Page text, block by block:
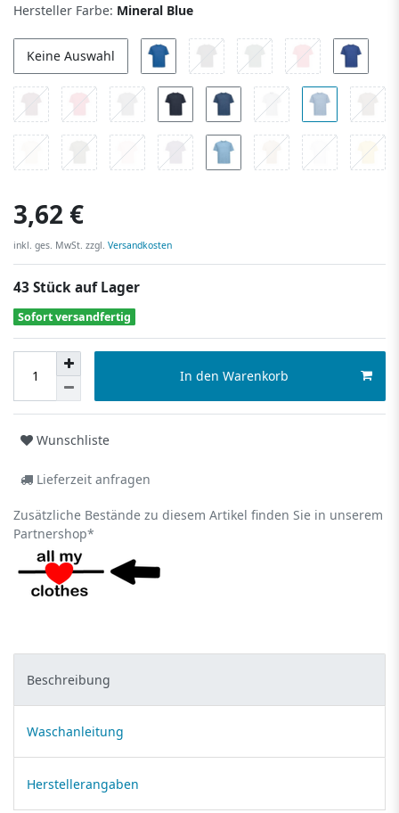
Hersteller Farbe: Mineral Blue
Keine Auswahl
3,62 €
inkl. ges. MwSt. zzgl. Versandkosten
43 Stück auf Lager
Sofort versandfertig
In den Warenkorb
Wunschliste
Lieferzeit anfragen
Zusätzliche Bestände zu diesem Artikel finden Sie in unserem
Partnershop*
Beschreibung
Waschanleitung
Herstellerangaben